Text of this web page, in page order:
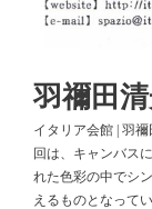
羽禰田
イタリア会館 | 羽
回は、キャンバス
れた色彩の中でシ
えるものとなって